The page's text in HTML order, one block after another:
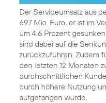
Der Serviceumsatz aus
697 Mio. Euro, er ist im
um 4,6 Prozent
sind dabei auf die
zurückzuführen. Zudem
den letzten 12 Monaten
durchschnittlichen
durch höhere Nutzung
aufgefangen wurde.